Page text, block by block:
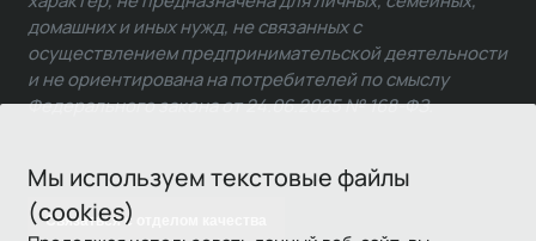
Мы используем текстовые файлы
(cookies)
Связаться с отделом качества
домашних и иных нужд, не связанных с
осуществлением предпринимательской деятельности
и не ориентирована на потребителей по смыслу
Федерального закона от 24.06.2025 № 168-ФЗ.